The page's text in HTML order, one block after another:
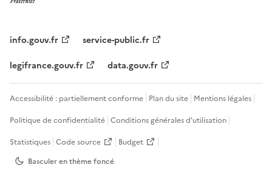
info.gouv.fr
service-public.fr
legifrance.gouv.fr
data.gouv.fr
Accessibilité : partiellement conforme Plan du site Mentions légales
Politique de confidentialité Conditions générales d'utilisation
Statistiques Code source
Budget
Basculer en thèmefoncé